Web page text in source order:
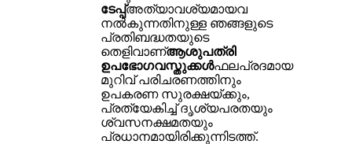
ടേപ്പ്അത്യാവശ്യമായവ
നൽകുന്നതിനുള്ള ഞങ്ങളുടെ
പ്രതിബദ്ധതയുടെ
തെളിവാണ്ആശുപത്രി
ഉപഭോഗവസ്തുക്കൾഫലപ്രദമായ
മുറിവ് പരിചരണത്തിനും
ഉപകരണ സുരക്ഷയ്ക്കും,
പ്രത്യേകിച്ച് ദൃശ്യപരതയും
ശ്വസനക്ഷമതയും
പ്രധാനമായിരിക്കുന്നിടത്ത്.